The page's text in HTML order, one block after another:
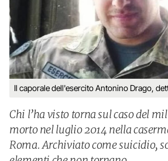
Il caporale dell'esercito Antonino Drago,
Chi l’ha visto torna sul caso del
morto nel luglio 2014 nella
Roma. Archiviato come suicidio,